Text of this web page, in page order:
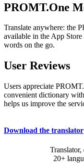
PROMT.One
Translate anywhere: the
available in the App
words on the go.
User Reviews
Users appreciate
convenient dictionary
helps us improve the
Download the translator
20+